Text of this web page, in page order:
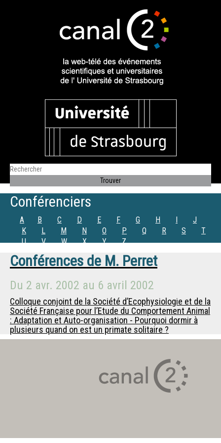
Conférenciers
A B C D E F G H I
J
K
L M N O P Q R S
T
U
V W X Y Z
Conférences de M. Perret
Du 2 avr. 2002 au 6 avril 2002
Colloque conjoint de la Société d’Ecophysiologie et de la
Société Française pour l’Etude du Comportement Animal
: Adaptation et Auto-organisation - Pourquoi dormir à
plusieurs quand on est un primate solitaire ?